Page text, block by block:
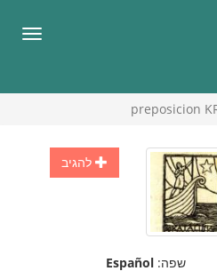
preposicion
להגיב
שפה: Español